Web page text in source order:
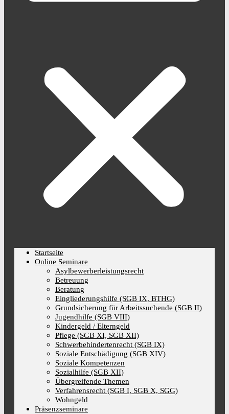
Startseite
Online Seminare
Asylbewerberleistungsrecht
Betreuung
Beratung
Eingliederungshilfe (SGB IX, BTHG)
Grundsicherung für Arbeitssuchende (SGB II)
Jugendhilfe (SGB VIII)
Kindergeld / Elterngeld
Pflege (SGB XI, SGB XII)
Schwerbehindertenrecht (SGB IX)
Soziale Entschädigung (SGB XIV)
Soziale Kompetenzen
Sozialhilfe (SGB XII)
Übergreifende Themen
Verfahrensrecht (SGB I, SGB X, SGG)
Wohngeld
Präsenzseminare